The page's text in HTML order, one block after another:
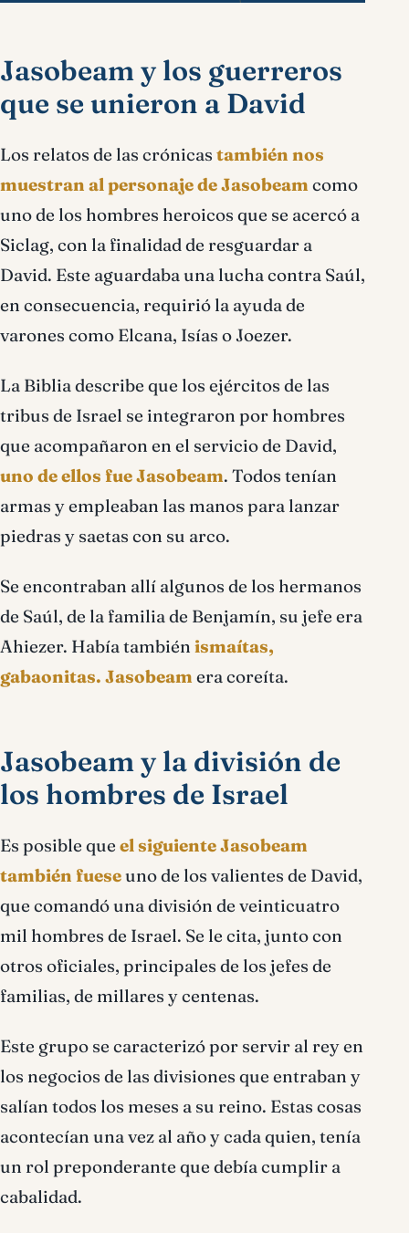
Jasobeam y los guerreros
que se unieron a David
Los relatos de las crónicas también nos
muestran al personaje de Jasobeamcomo
uno de los hombres heroicos que se acercó a
Siclag, con la finalidad de resguardar a
David. Este aguardaba una lucha contra Saúl,
en consecuencia, requirió la ayuda de
varones como Elcana, Isías o Joezer.
La Biblia describe que los ejércitos de las
tribus de Israel se integraron por hombres
que acompañaron en el servicio de David,
uno de ellos fue Jasobeam. Todos tenían
armas y empleaban las manos para lanzar
piedras y saetas con su arco.
Se encontraban allí algunos de los hermanos
de Saúl, de la familia de Benjamín, su jefe era
Ahiezer. Había también ismaítas,
gabaonitas. Jasobeamera coreíta.
Jasobeam y la división de
los hombres de Israel
Es posible que el siguiente Jasobeam
también fueseuno de los valientes de David,
que comandó una división de veinticuatro
mil hombres de Israel. Se le cita, junto con
otros oficiales, principales de los jefes de
familias, de millares y centenas.
Este grupo se caracterizó por servir al rey en
los negocios de las divisiones que entraban y
salían todos los meses a su reino. Estas cosas
acontecían una vez al año y cada quien, tenía
un rol preponderante que debía cumplir a
cabalidad.